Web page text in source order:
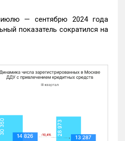
— сентябрю 2024 года
показатель сократился на